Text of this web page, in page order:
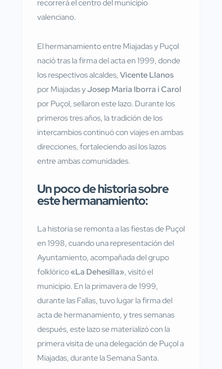
recorrerá el centro del municipio
valenciano.
El hermanamiento entre Miajadas y Puçol
nació tras la firma del acta en 1999, donde
los respectivos alcaldes,Vicente Llanos
por Miajadas yJosep Maria Iborra i Carol
por Puçol, sellaron este lazo. Durante los
primeros tres años, la tradición de los
intercambios continuó con viajes en ambas
direcciones, fortaleciendo así los lazos
entre ambas comunidades.
Un poco de historia sobre
este hermanamiento:
La historia se remonta a las fiestas de Puçol
en 1998, cuando una representación del
Ayuntamiento, acompañada del grupo
folklórico«La Dehesilla», visitó el
municipio. En la primavera de 1999,
durante las Fallas, tuvo lugar la firma del
acta de hermanamiento, y tres semanas
después, este lazo se materializó con la
primera visita de una delegación de Puçol a
Miajadas, durante la Semana Santa.